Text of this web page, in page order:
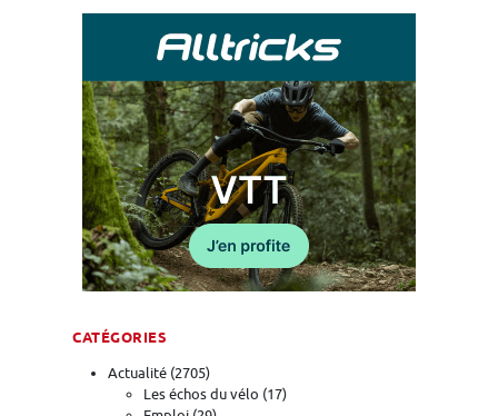
CATÉGORIES
Actualité (2705)
Les échos du vélo (17)